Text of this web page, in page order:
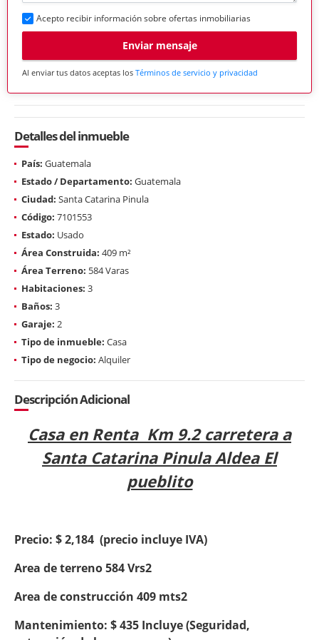
Acepto recibir información sobre ofertas inmobiliarias
Enviar mensaje
Al enviar tus datos aceptas los Términos de servicio y privacidad
Detalles del inmueble
País: Guatemala
Estado / Departamento: Guatemala
Ciudad: Santa Catarina Pinula
Código: 7101553
Estado: Usado
Área Construida: 409 m²
Área Terreno: 584 Varas
Habitaciones: 3
Baños: 3
Garaje: 2
Tipo de inmueble: Casa
Tipo de negocio: Alquiler
Descripción Adicional
Casa en Renta Km 9.2 carretera a
Santa Catarina Pinula Aldea El
pueblito
Precio: $ 2,184 (precio incluye IVA)
Area de terreno 584 Vrs2
Area de construcción 409 mts2
Mantenimiento: $ 435 Incluye (Seguridad,